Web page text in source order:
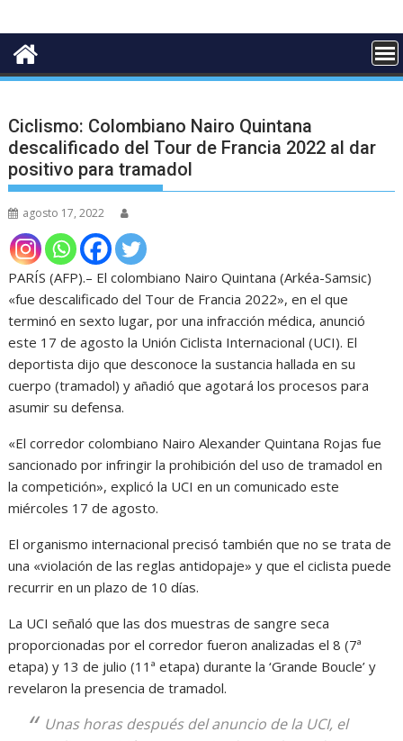
Ciclismo: Colombiano Nairo Quintana
descalificado del Tour de Francia 2022 al dar
positivo para tramadol
agosto 17, 2022
PARÍS (AFP).– El colombiano Nairo Quintana (Arkéa-Samsic)
«fue descalificado del Tour de Francia 2022», en el que
terminó en sexto lugar, por una infracción médica, anunció
este 17 de agosto la Unión Ciclista Internacional (UCI). El
deportista dijo que desconoce la sustancia hallada en su
cuerpo (tramadol) y añadió que agotará los procesos para
asumir su defensa.
«El corredor colombiano Nairo Alexander Quintana Rojas fue
sancionado por infringir la prohibición del uso de tramadol en
la competición», explicó la UCI en un comunicado este
miércoles 17 de agosto.
El organismo internacional precisó también que no se trata de
una «violación de las reglas antidopaje» y que el ciclista puede
recurrir en un plazo de 10 días.
La UCI señaló que las dos muestras de sangre seca
proporcionadas por el corredor fueron analizadas el 8 (7ª
etapa) y 13 de julio (11ª etapa) durante la ‘Grande Boucle’ y
revelaron la presencia de tramadol.
Unas horas después del anuncio de la UCI, el